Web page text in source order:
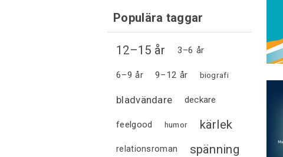
Populära taggar
12–15 år 3–6 år
6–9 år 9–12 år biografi
bladvändare deckare
feelgood humor kärlek
relationsroman spänning